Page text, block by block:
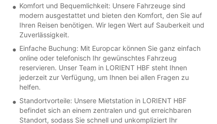
Komfort und Bequemlichkeit: Unsere Fahrzeuge sind
modern ausgestattet und bieten den Komfort, den Sie auf
Ihren Reisen benötigen. Wir legen Wert auf Sauberkeit und
Zuverlässigkeit.
Einfache Buchung: Mit Europcar können Sie ganz einfach
online oder telefonisch Ihr gewünschtes Fahrzeug
reservieren. Unser Team in LORIENT HBF steht Ihnen
jederzeit zur Verfügung, um Ihnen bei allen Fragen zu
helfen.
Standortvorteile: Unsere Mietstation in LORIENT HBF
befindet sich an einem zentralen und gut erreichbaren
Standort, sodass Sie schnell und unkompliziert Ihr